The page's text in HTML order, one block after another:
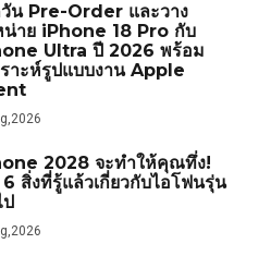
วัน Pre-Order และวาง
น่าย iPhone 18 Pro กับ
Ultra ปี 2026 พร้อม
ราะห์รูปแบบงาน Apple
2028 จะทำให้คุณทึ่ง!
6 สิ่งที่รู้แล้วเกี่ยวกับไอโฟนรุ่น